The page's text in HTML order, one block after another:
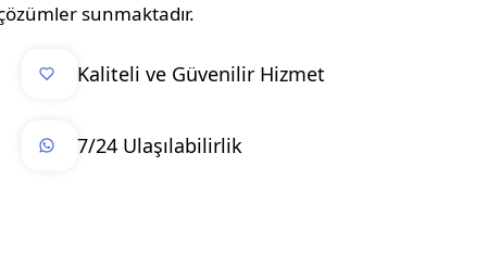
sunmaktadır.
Kaliteli ve Güvenilir Hizmet
7/24 Ulaşılabilirlik